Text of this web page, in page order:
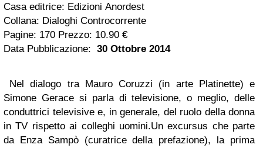
Casa editrice: Edizioni Anordest
Collana: Dialoghi Controcorrente
Pagine: 170 Prezzo: 10.90 €
Data Pubblicazione: 30 Ottobre 2014
Nel dialogo tra Mauro Coruzzi (in arte Platinette) e
Simone Gerace si parla di televisione, o meglio, delle
conduttrici televisive e, in generale, del ruolo della donna
in TV rispetto ai colleghi uomini.Un excursus che parte
da Enza Sampò (curatrice della prefazione), la prima